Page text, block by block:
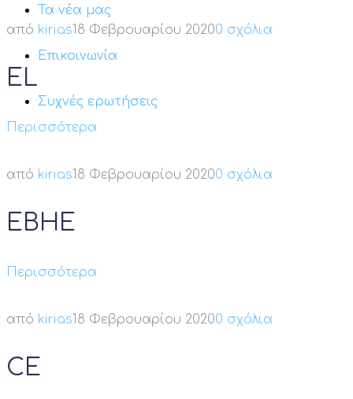
Τα νέα μας
Επικοινωνία
Συχνές ερωτήσεις
από kirias18 Φεβρουαρίου 20200 σχόλια
EL
Περισσότερα
από kirias18 Φεβρουαρίου 20200 σχόλια
EBHE
Περισσότερα
από kirias18 Φεβρουαρίου 20200 σχόλια
CE